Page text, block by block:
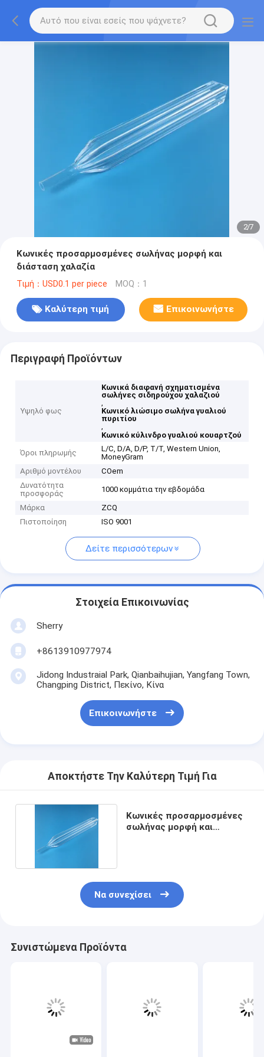
2/7
Κωνικές προσαρμοσμένες σωλήνας μορφή και
διάσταση χαλαζία
Τιμή：USD0.1 per piece MOQ：1
Καλύτερη τιμή Επικοινωνήστε
Περιγραφή Προϊόντων
Υψηλό φως
Κωνικά διαφανή σχηματισμένα
σωλήνες σιδηρούχου χαλαζιού
,
Κωνικό λιώσιμο σωλήνα γυαλιού
πυριτίου
,
Κωνικό κύλινδρο γυαλιού κουαρτζού
Όροι πληρωμής
L/C, D/A, D/P, T/T, Western Union,
MoneyGram
Αριθμό μοντέλου
COem
Δυνατότητα
προσφοράς
1000 κομμάτια την εβδομάδα
Μάρκα
ZCQ
Πιστοποίηση
ISO 9001
Δείτε περισσότερων
Στοιχεία Επικοινωνίας
Sherry
+8613910977974
Jidong Industraial Park, Qianbaihujian, Yangfang Town,
Changping District, Πεκίνο, Κίνα
Επικοινωνήστε
Αποκτήστε Την Καλύτερη Τιμή Για
Κωνικές προσαρμοσμένες
σωλήνας μορφή και
Να συνεχίσει
Συνιστώμενα Προϊόντα